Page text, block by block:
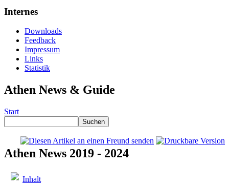
Internes
Downloads
Feedback
Impressum
Links
Statistik
Athen News & Guide
Start
Athen News 2019 - 2024
Inhalt